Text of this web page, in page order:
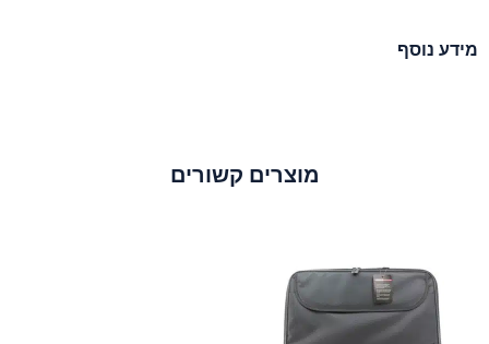
מידע נוסף
מוצרים קשורים